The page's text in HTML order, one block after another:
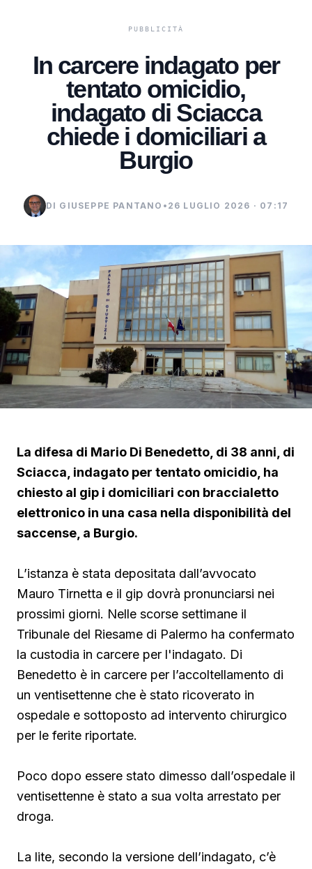
In carcere indagato per
tentato omicidio,
indagato di Sciacca
chiede i domiciliari a
Burgio
DI GIUSEPPE PANTANO • 26 LUGLIO 2026 · 07:17
La difesa di Mario Di Benedetto, di 38 anni, di
Sciacca, indagato per tentato omicidio, ha
chiesto al gip i domiciliari con braccialetto
elettronico in una casa nella disponibilità del
saccense, a Burgio.
L’istanza è stata depositata dall’avvocato
Mauro Tirnetta e il gip dovrà pronunciarsi nei
prossimi giorni. Nelle scorse settimane il
Tribunale del Riesame di Palermo ha confermato
la custodia in carcere per l'indagato. Di
Benedetto è in carcere per l’accoltellamento di
un ventisettenne che è stato ricoverato in
ospedale e sottoposto ad intervento chirurgico
per le ferite riportate.
Poco dopo essere stato dimesso dall’ospedale il
ventisettenne è stato a sua volta arrestato per
droga.
La lite, secondo la versione dell’indagato, c’è